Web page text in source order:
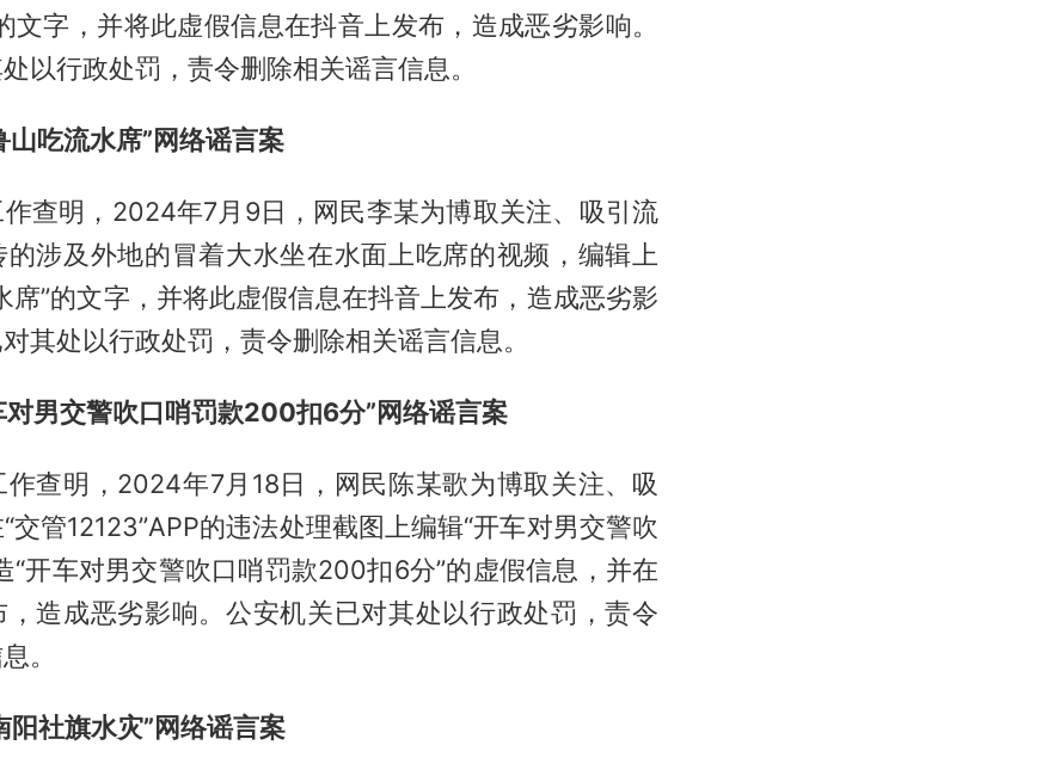
文字，并将此虚假信息在抖音上发布，造成恶劣影响。
以行政处罚，责令删除相关谣言信息。
山吃流水席”网络谣言案
查明，2024年7月9日，网民李某为博取关注、吸引流
涉及外地的冒着大水坐在水面上吃席的视频，编辑上
席”的文字，并将此虚假信息在抖音上发布，造成恶劣影
其处以行政处罚，责令删除相关谣言信息。
对男交警吹口哨罚款200扣6分”网络谣言案
查明，2024年7月18日，网民陈某歌为博取关注、吸
交管12123”APP的违法处理截图上编辑“开车对男交警吹
“开车对男交警吹口哨罚款200扣6分”的虚假信息，并在
造成恶劣影响。公安机关已对其处以行政处罚，责令
。
阳社旗水灾”网络谣言案